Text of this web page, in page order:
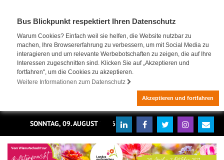
Bus Blickpunkt respektiert Ihren Datenschutz
Warum Cookies? Einfach weil sie helfen, die Website nutzbar zu
machen, Ihre Browsererfahrung zu verbessern, um mit Social Media zu
interagieren und um relevante Werbebotschaften zu zeigen, die auf Ihre
Interessen zugeschnitten sind. Klicken Sie auf „Akzeptieren und
fortfahren", um die Cookies zu akzeptieren.
Weitere Informationen zum Datenschutz
Akzeptieren und fortfahren
SONNTAG, 09. AUGUST 2026